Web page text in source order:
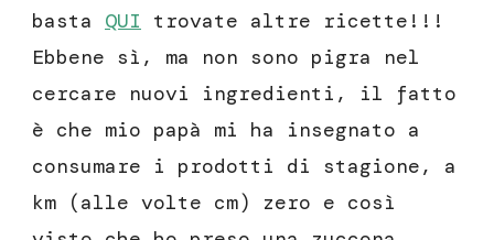
basta QUI trovate altre ricette!!!
Ebbene sì, ma non sono pigra nel
cercare nuovi ingredienti, il fatto
è che mio papà mi ha insegnato a
consumare i prodotti di stagione, a
km (alle volte cm) zero e così